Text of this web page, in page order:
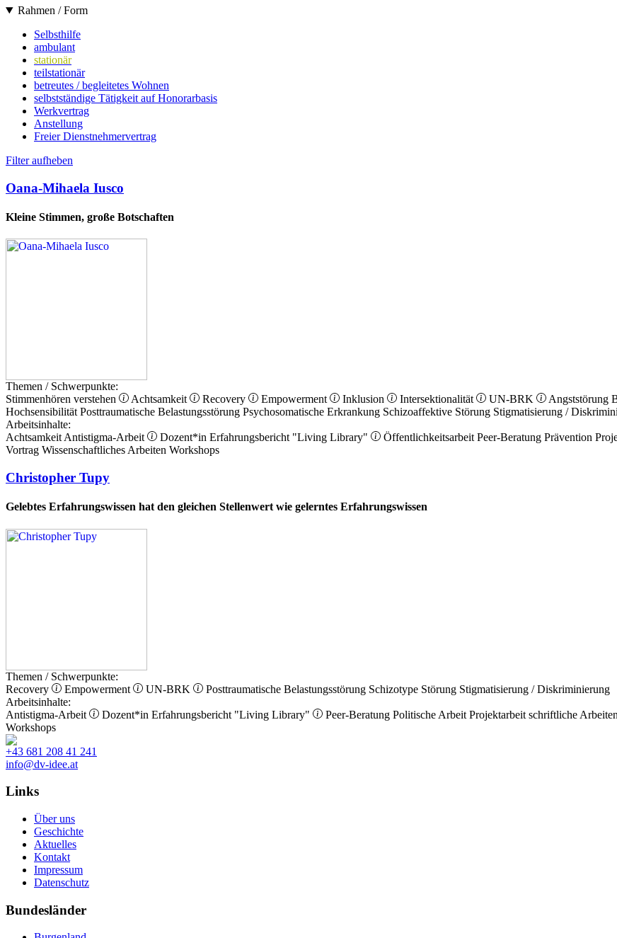
Rahmen / Form
Selbsthilfe
ambulant
stationär
teilstationär
betreutes / begleitetes Wohnen
selbstständige Tätigkeit auf Honorarbasis
Werkvertrag
Anstellung
Freier Dienstnehmervertrag
Filter aufheben
Oana-Mihaela Iusco
Kleine Stimmen, große Botschaften
Themen / Schwerpunkte:
Stimmenhören verstehen
Achtsamkeit Recovery Empowerment Inklusion Intersektionalität UN-BRK Angststörung
Hochsensibilität Posttraumatische Belastungsstörung Psychosomatische Erkrankung Schizoaffektive Störung Stigmatisierung /
Arbeitsinhalte:
Achtsamkeit Antistigma-Arbeit Dozent*in Erfahrungsbericht "Living Library" Öffentlichkeitsarbeit Peer-Beratung Prävention
Vortrag Wissenschaftliches Arbeiten Workshops
Christopher Tupy
Gelebtes Erfahrungswissen hat den gleichen Stellenwert wie gelerntes Erfahrungswissen
Themen / Schwerpunkte:
Recovery
Empowerment UN-BRK Posttraumatische Belastungsstörung Schizotype Störung Stigmatisierung / Diskriminierung
Arbeitsinhalte:
Antistigma-Arbeit
Dozent*in Erfahrungsbericht "Living Library" Peer-Beratung Politische Arbeit Projektarbeit schriftliche Arbeiten
Workshops
+43 681 208 41 241
info@dv-idee.at
Links
Über uns
Geschichte
Aktuelles
Kontakt
Impressum
Datenschutz
Bundesländer